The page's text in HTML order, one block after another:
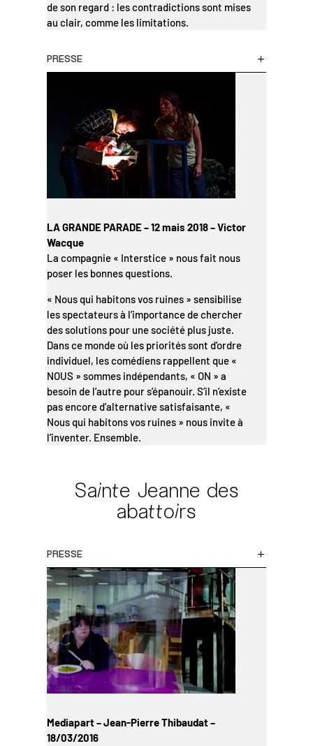
de son regard : les contradictions sont mises
au clair, comme les limitations.
PRESSE
LA GRANDE PARADE – 12 mais 2018 – Victor
Wacque
La compagnie « Interstice » nous fait nous
poser les bonnes questions.
« Nous qui habitons vos ruines » sensibilise
les spectateurs à l’importance de chercher
des solutions pour une société plus juste.
Dans ce monde où les priorités sont d’ordre
individuel, les comédiens rappellent que «
NOUS » sommes indépendants, « ON » a
besoin de l’autre pour s’épanouir. S’il n’existe
pas encore d’alternative satisfaisante, «
Nous qui habitons vos ruines » nous invite à
l’inventer. Ensemble.
Sainte Jeanne des
abattoirs
PRESSE
Mediapart – Jean-Pierre Thibaudat –
18/03/2016